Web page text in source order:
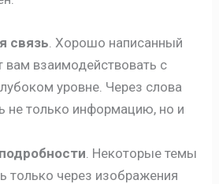
связь . Хорошо написанный
вам взаимодействовать с
уровне. Через слова
не только информацию, но и
. Некоторые темы
только через изображения